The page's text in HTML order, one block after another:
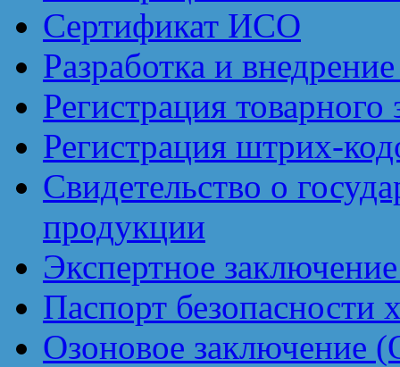
Сертификат ИСО
Разработка и
Регистрация товарного
Регистрация штрих-
Свидетельство о
продукции
Экспертное
Паспорт безопасности
Озоновое заключение